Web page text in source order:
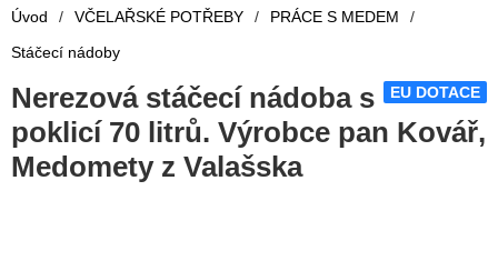
Úvod / VČELAŘSKÉ POTŘEBY / PRÁCE S MEDEM
/
Stáčecí nádoby
EU DOTACE
Nerezová stáčecí nádoba s
poklicí 70 litrů. Výrobce pan Kovář,
Medomety z Valašska